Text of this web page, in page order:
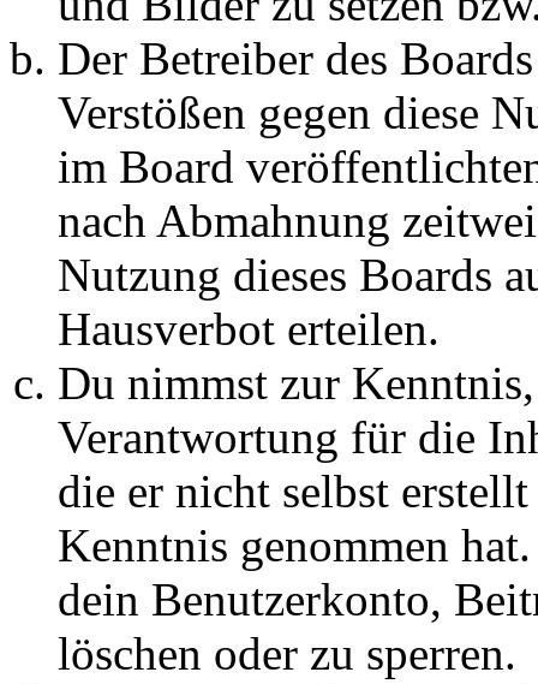
Der Betreiber des
Verstößen gegen diese
im Board
nach Abmahnung
Nutzung dieses Boards
Hausverbot erteilen.
Du nimmst zur
Verantwortung für die
die er nicht selbst
Kenntnis genommen
dein Benutzerkonto,
löschen oder zu sperren.